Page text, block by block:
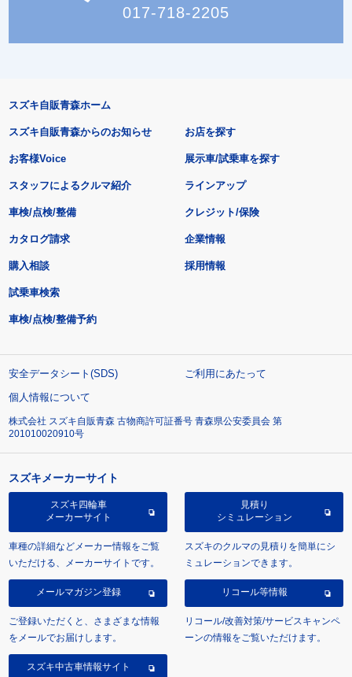
017-718-2205
スズキ自販青森ホーム
スズキ自販青森からのお知らせ
お客様Voice
スタッフによるクルマ紹介
お店を探す
展示車/試乗車を探す
ラインアップ
車検/点検/整備 クレジット/保険
カタログ請求
購入相談
試乗車検索
車検/点検/整備予約
企業情報
採用情報
安全データシート(SDS)
ご利用にあたって
個人情報について
株式会社 スズキ自販青森 古物商許可証番号 青森県公安委員会 第
201010020910号
スズキメーカーサイト
スズキ四輪車
メーカーサイト
車種の詳細などメーカー情報をご覧
いただける、メーカーサイトです。
見積り
シミュレーション
スズキのクルマの見積りを簡単にシ
ミュレーションできます。
メールマガジン登録
ご登録いただくと、さまざまな情報
をメールでお届けします。
リコール等情報
リコール/改善対策/サービスキャンペ
ーンの情報をご覧いただけます。
スズキ中古車情報サイト